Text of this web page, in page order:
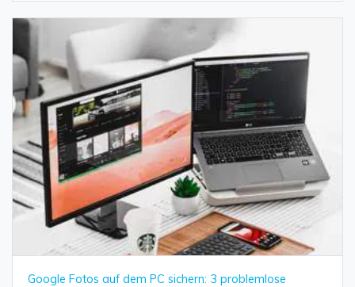
Google Fotos auf dem PC sichern: 3 problemlose